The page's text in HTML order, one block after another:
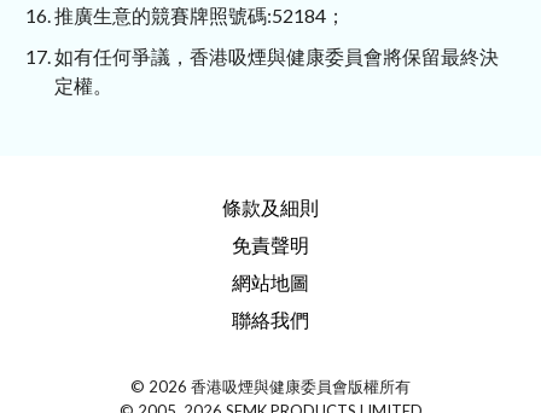
推廣生意的競賽牌照號碼:52184；
如有任何爭議，香港吸煙與健康委員會將保留最終決
定權。
條款及細則
免責聲明
網站地圖
聯絡我們
© 2026 香港吸煙與健康委員會版權所有